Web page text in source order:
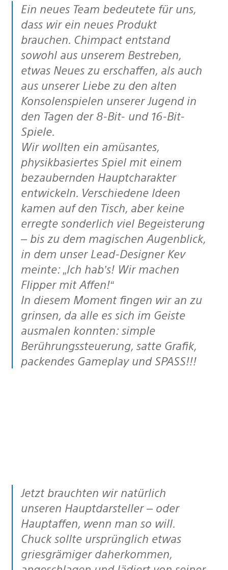
Ein neues Team bedeutete für uns,
dass wir ein neues Produkt
brauchen. Chimpact entstand
sowohl aus unserem Bestreben,
etwas Neues zu erschaffen, als auch
aus unserer Liebe zu den alten
Konsolenspielen unserer Jugend in
den Tagen der 8-Bit- und 16-Bit-
Spiele.
Wir wollten ein amüsantes,
physikbasiertes Spiel mit einem
bezaubernden Hauptcharakter
entwickeln. Verschiedene Ideen
kamen auf den Tisch, aber keine
erregte sonderlich viel Begeisterung
– bis zu dem magischen Augenblick,
in dem unser Lead-Designer Kev
meinte: „Ich hab’s! Wir machen
Flipper mit Affen!“
In diesem Moment fingen wir an zu
grinsen, da alle es sich im Geiste
ausmalen konnten: simple
Berührungssteuerung, satte Grafik,
packendes Gameplay und SPASS!!!
Jetzt brauchten wir natürlich
unseren Hauptdarsteller – oder
Hauptaffen, wenn man so will.
Chuck sollte ursprünglich etwas
griesgrämiger daherkommen,